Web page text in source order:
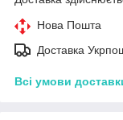
Нова Пошта
Доставка
Всі умови